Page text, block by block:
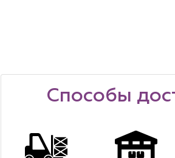
Способы